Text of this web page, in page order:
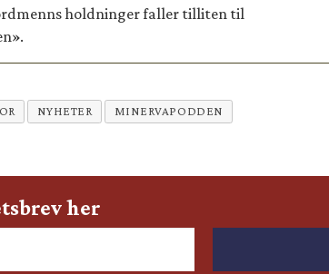
holdninger faller tilliten til
NYHETER MINERVAPODDEN
her